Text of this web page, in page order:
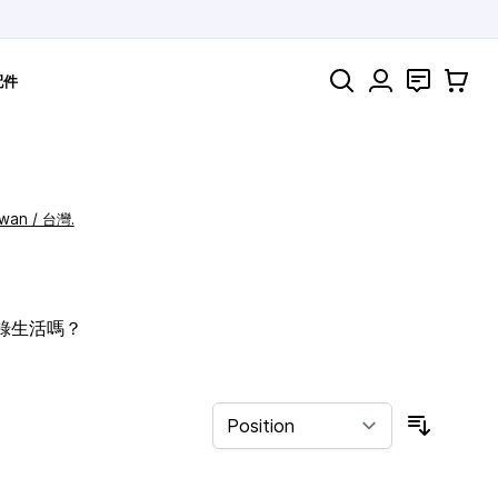
件 Search 聯絡 購物車
/ 台灣.
生活嗎？